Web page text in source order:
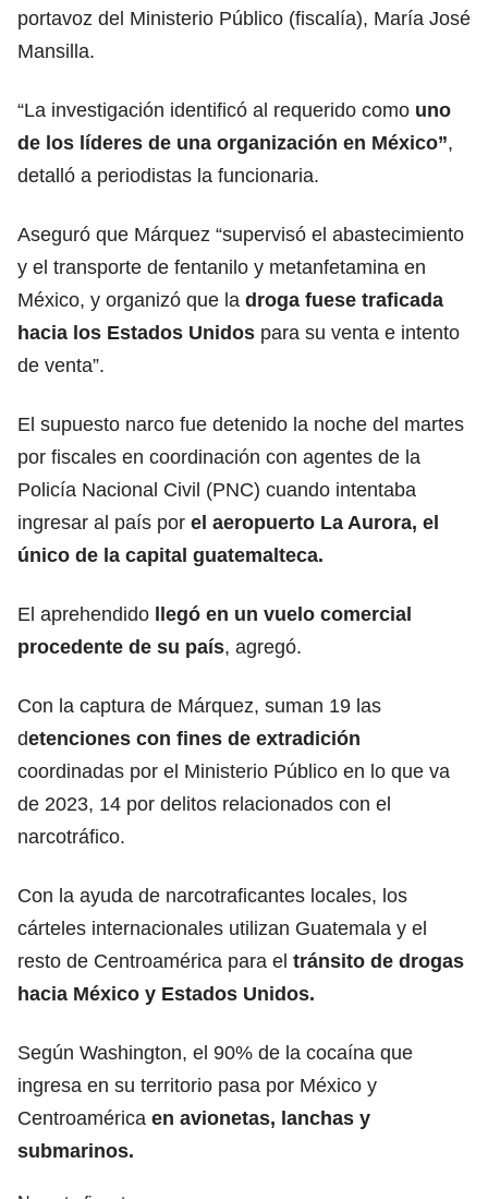
portavoz del Ministerio Público (fiscalía), María José
Mansilla.
“La investigación identificó al requerido como uno
de los líderes de una organización en México”,
detalló a periodistas la funcionaria.
Aseguró que Márquez “supervisó el abastecimiento
y el transporte de fentanilo y metanfetamina en
México, y organizó que la droga fuese traficada
hacia los Estados Unidos para su venta e intento
de venta”.
El supuesto narco fue detenido la noche del martes
por fiscales en coordinación con agentes de la
Policía Nacional Civil (PNC) cuando intentaba
ingresar al país por el aeropuerto La Aurora, el
único de la capital guatemalteca.
El aprehendido llegó en un vuelo comercial
procedente de su país, agregó.
Con la captura de Márquez, suman 19 las
detenciones con fines de extradición
coordinadas por el Ministerio Público en lo que va
de 2023, 14 por delitos relacionados con el
narcotráfico.
Con la ayuda de narcotraficantes locales, los
cárteles internacionales utilizan Guatemala y el
resto de Centroamérica para el tránsito de drogas
hacia México y Estados Unidos.
Según Washington, el 90% de la cocaína que
ingresa en su territorio pasa por México y
Centroamérica en avionetas, lanchas y
submarinos.